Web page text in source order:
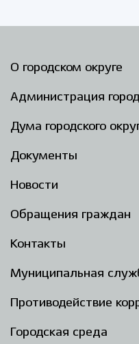
О городском округе
Администрация
Дума городского
Документы
Новости
Обращения граждан
Контакты
Муниципальная
Противодействие
Городская среда